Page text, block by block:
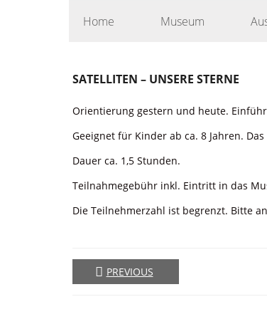
Home Museum
SATELLITEN – UNSERE STERNE
Orientierung gestern und heute.
Geeignet für Kinder ab ca. 8 Jahren.
Dauer ca. 1,5 Stunden.
Teilnahmegebühr inkl. Eintritt in das
Die Teilnehmerzahl ist begrenzt. Bitte
PREVIOUS